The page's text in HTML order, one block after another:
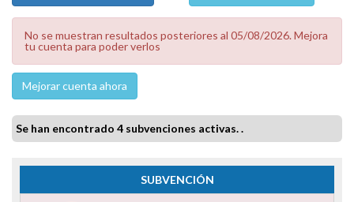
No se muestran resultados posteriores al 05/08/2026. Mejora
tu cuenta para poder verlos
Mejorar cuenta ahora
Se han encontrado 4 subvenciones activas. .
SUBVENCIÓN